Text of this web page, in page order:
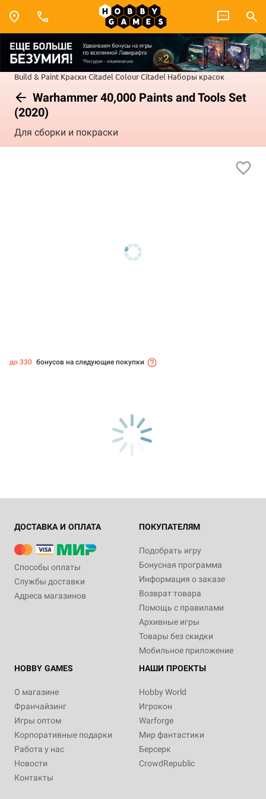
Build & Paint Краски Citadel ColourCitadel Наборы красок
Warhammer 40,000 Paints and Tools Set
(2020)
Для сборки и покраски
до 330 бонусов на следующие покупки
ДОСТАВКА И ОПЛАТА
Способы оплаты
Службы доставки
Адреса магазинов
ПОКУПАТЕЛЯМ
Подобрать игру
Бонусная программа
Информация о заказе
Возврат товара
Помощь с правилами
Архивные игры
Товары без скидки
Мобильное приложение
HOBBY GAMES
О магазине
Франчайзинг
Игры оптом
Корпоративные подарки
Работа у нас
Новости
Контакты
НАШИ ПРОЕКТЫ
Hobby World
Игрокон
Warforge
Мир фантастики
Берсерк
CrowdRepublic